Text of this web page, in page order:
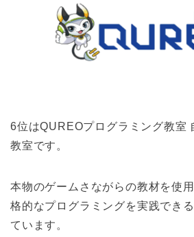
6位はQUREOプログラミング教室
教室です。
本物のゲームさながらの教材を使
格的なプログラミングを実践でき
ています。